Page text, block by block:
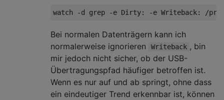
Bei normalen Datenträgern kann ich
normalerweise ignorieren
Writeback , bin
mir jedoch nicht sicher, ob der USB-
Übertragungspfad häufiger betroffen ist.
Wenn es nur auf und ab springt, ohne dass
ein eindeutiger Trend erkennbar ist, können